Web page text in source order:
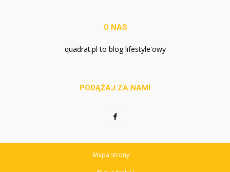
O NAS
quadrat.pl to blog lifestyle'owy
PODĄŻAJ ZA NAMI
Mapa strony